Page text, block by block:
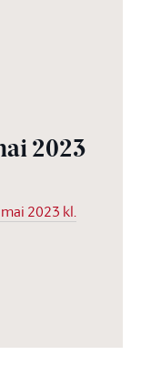
2023
2023 kl.